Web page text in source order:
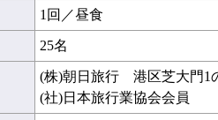
1回／昼食
25名
(株)朝日旅行 港区芝大門1
(社)日本旅行業協会会員